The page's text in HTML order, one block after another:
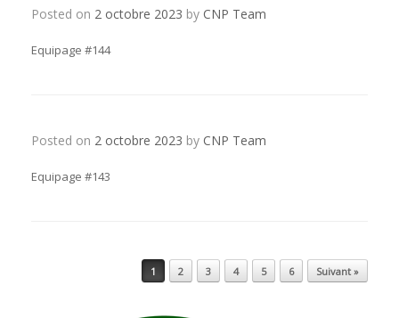
Posted on 2 octobre 2023 by CNP Team
Equipage #144
Posted on 2 octobre 2023 by CNP Team
Equipage #143
1 2 3 4 5 6 Suivant »